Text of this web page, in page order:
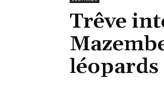
Trêve
léopards